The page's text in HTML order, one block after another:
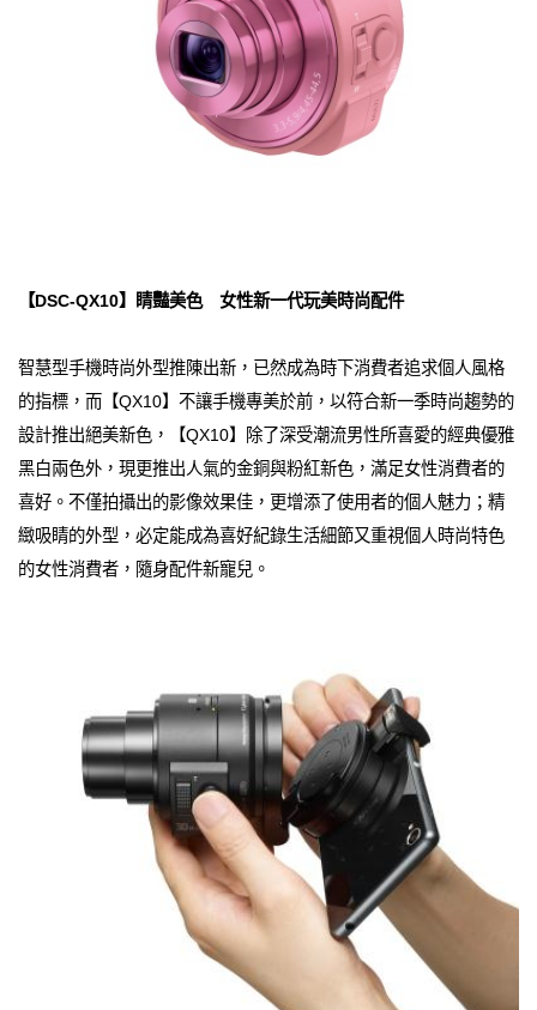
【DSC-QX10】睛豔美色 女性新一代玩美時尚配件
智慧型手機時尚外型推陳出新，已然成為時下消費者追求個人風格
的指標，而【QX10】不讓手機專美於前，以符合新一季時尚趨勢的
設計推出絕美新色，【QX10】除了深受潮流男性所喜愛的經典優雅
黑白兩色外，現更推出人氣的金銅與粉紅新色，滿足女性消費者的
喜好。不僅拍攝出的影像效果佳，更增添了使用者的個人魅力；精
緻吸睛的外型，必定能成為喜好紀錄生活細節又重視個人時尚特色
的女性消費者，隨身配件新寵兒。